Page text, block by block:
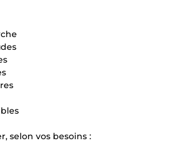
selon vos besoins :